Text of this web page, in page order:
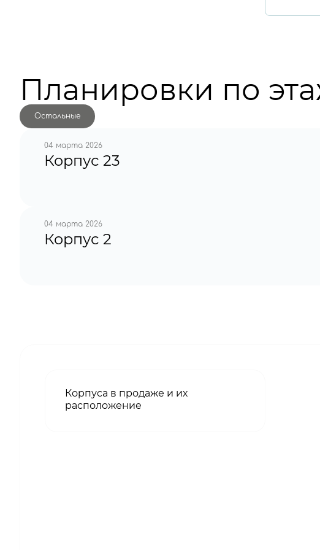
Планировки по
Остальные
04 марта 2026
Корпус 23
04 марта 2026
Корпус 2
Корпуса в продаже и их
расположение